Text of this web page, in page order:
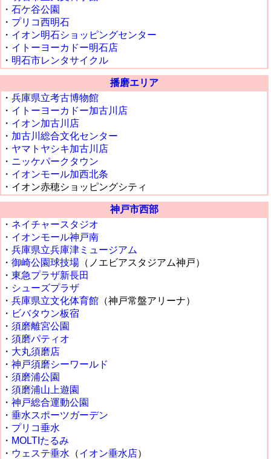
・ 石ケ谷公園
・ プリコ西明石
・ イオン明石ショッピングセンター
・ イトーヨーカドー明石店
・ 明石市レンタサイクル
播磨エリア
・ 兵庫県立考古博物館
・ イトーヨーカドー加古川店
・ イオン加古川店
・ 加古川総合文化センター
・ ヤマトヤシキ加古川店
・ ニッケパークタウン
・ イオンモール加西北条
・イオン赤穂ショッピングシティ
神戸市西部
・ ネイチャースタジオ
・ イオンモール神戸南
・ 兵庫県立兵庫津ミュージアム
・ 御崎公園球技場 （ノエビアスタジアム神戸）
・ 東急プラザ新長田
・ シューズプラザ
・ 兵庫県立文化体育館 （神戸常盤アリーナ）
・ ビバタウン板宿
・ 須磨離宮公園
・ 須磨パティオ
・ 大丸須磨店
・ 神戸須磨シーワールド
・ 須磨浦公園
・ 須磨浦山上遊園
・ 神戸総合運動公園
・ 垂水スポーツガーデン
・ プリコ垂水
・ MOLTIたるみ
・ ウェステ垂水 （イオン垂水店）